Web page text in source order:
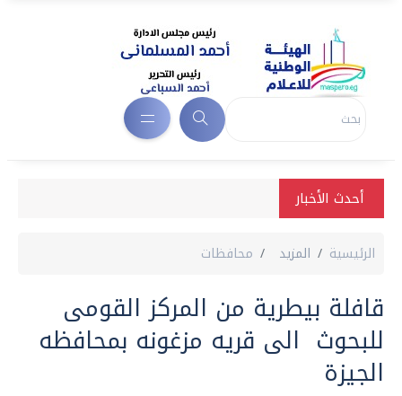
أحدث الأخبار
الرئيسية المزيد محافظات
قافلة بيطرية من المركز القومى
للبحوث الى قريه مزغونه بمحافظه
الجيزة